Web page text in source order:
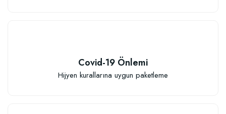
Covid-19 Önlemi
Hijyen kurallarına uygun paketleme